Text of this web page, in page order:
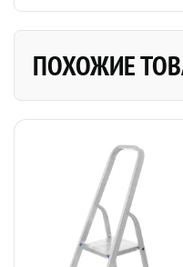
ПОХОЖИЕ